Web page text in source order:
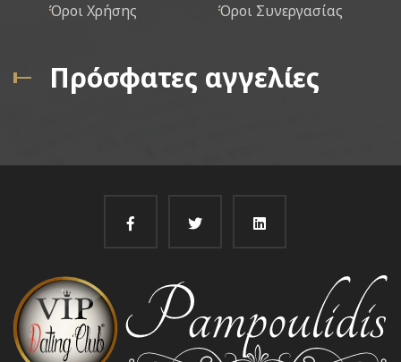
Όροι Χρήσης
Όροι Συνεργασίας
Πρόσφατες αγγελίες